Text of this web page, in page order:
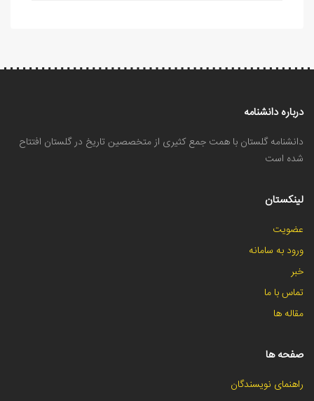
درباره دانشنامه
دانشنامه گلستان با همت جمع کثیری از متخصصین تاریخ در گلستان افتتاح
شده است
لینکستان
عضویت
ورود به سامانه
خبر
تماس با ما
مقاله ها
صفحه ها
راهنمای نویسندگان